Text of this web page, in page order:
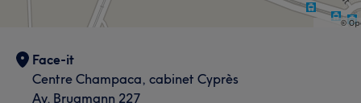
Face-it
Centre Champaca, cabinet Cyprès
Av. Brugmann 227